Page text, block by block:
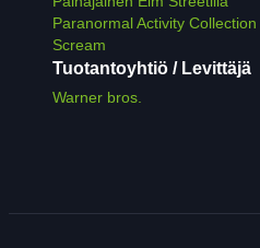
Paranormal Activity Collection
Scream
Tuotantoyhtiö / Levittäjä
Warner bros.